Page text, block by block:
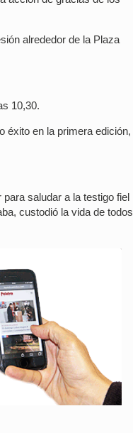
alrededor de la Plaza
10,30.
éxito en la primera edición,
saludar a la testigo fiel
custodió la vida de todos